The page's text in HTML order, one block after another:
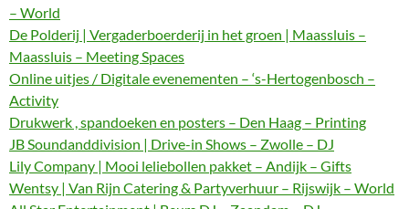
– World
De Polderij | Vergaderboerderij in het groen | Maassluis –
Maassluis – Meeting Spaces
Online uitjes / Digitale evenementen – ‘s-Hertogenbosch –
Activity
Drukwerk , spandoeken en posters – Den Haag – Printing
JB Soundanddivision | Drive-in Shows – Zwolle – DJ
Lily Company | Mooi leliebollen pakket – Andijk – Gifts
Wentsy | Van Rijn Catering & Partyverhuur – Rijswijk – World